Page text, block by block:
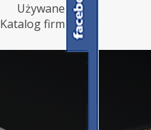
Używane
Katalog firm